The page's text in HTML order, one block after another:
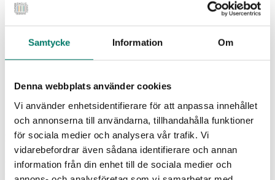
Samtycke Information Om
Denna webbplats använder cookies
Vi använder enhetsidentifierare för att anpassa innehållet
och annonserna till användarna, tillhandahålla funktioner
för sociala medier och analysera vår trafik. Vi
vidarebefordrar även sådana identifierare och annan
information från din enhet till de sociala medier och
Medlemszon
Vår styrelse
Årets dagligvara
Kunskapsbank
Rapporter
Webbinarium
Moms på livsmedel
Rapport
Fakta om maten: Större kaka